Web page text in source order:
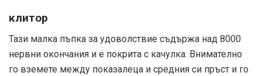
клитор
Тази малка пъпка за удоволствие съдържа над 8000
нервни окончания и е покрита с качулка. Внимателно
го вземете между показалеца и средния си пръст и го